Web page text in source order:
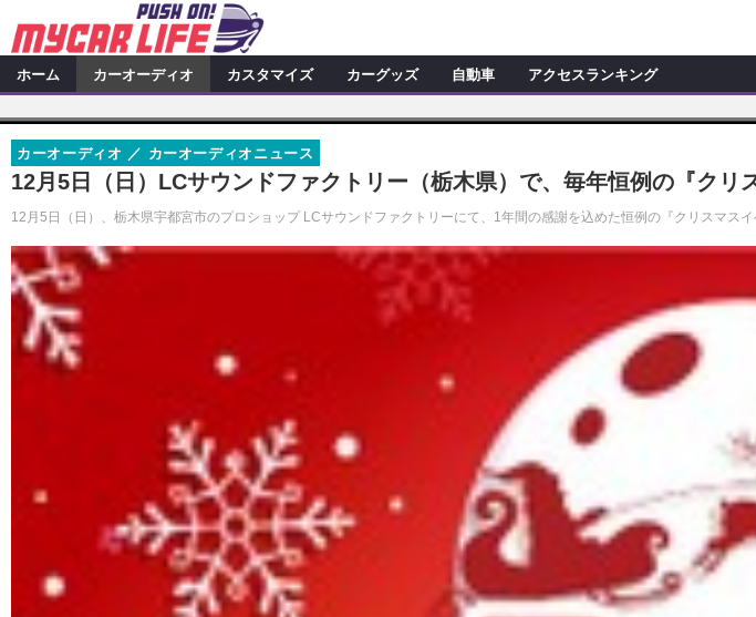
S
E
カーオーディオ
特集記事 新製品情報
プロショップ検索 ショップ訪問記
カーオーディオニュース デモカー製作記
その他
カスタマイズ
カスタマイズ特集記事 カスタマイズ新製品情報
カスタマイズニュース
カーグッズ
カーグッズ特集記事 カーグッズ新製品情報
カーグッズニュース
自動車
アクセスランキング
ホーム カーオーディオ カスタマイズ カーグッズ 自動車 アクセスランキング
12月5日（日）LCサウンドファクトリー（栃木県）で、毎年恒例の『クリ
12月5日（日）、栃木県宇都宮市のプロショップ LCサウンドファクトリーにて、1年間の感謝を込めた恒例の『クリスマスイ
カーオーディオ カーオーディオニュース